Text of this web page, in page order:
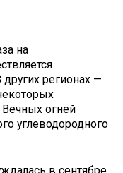
на
регионах —
огней
углеводородного